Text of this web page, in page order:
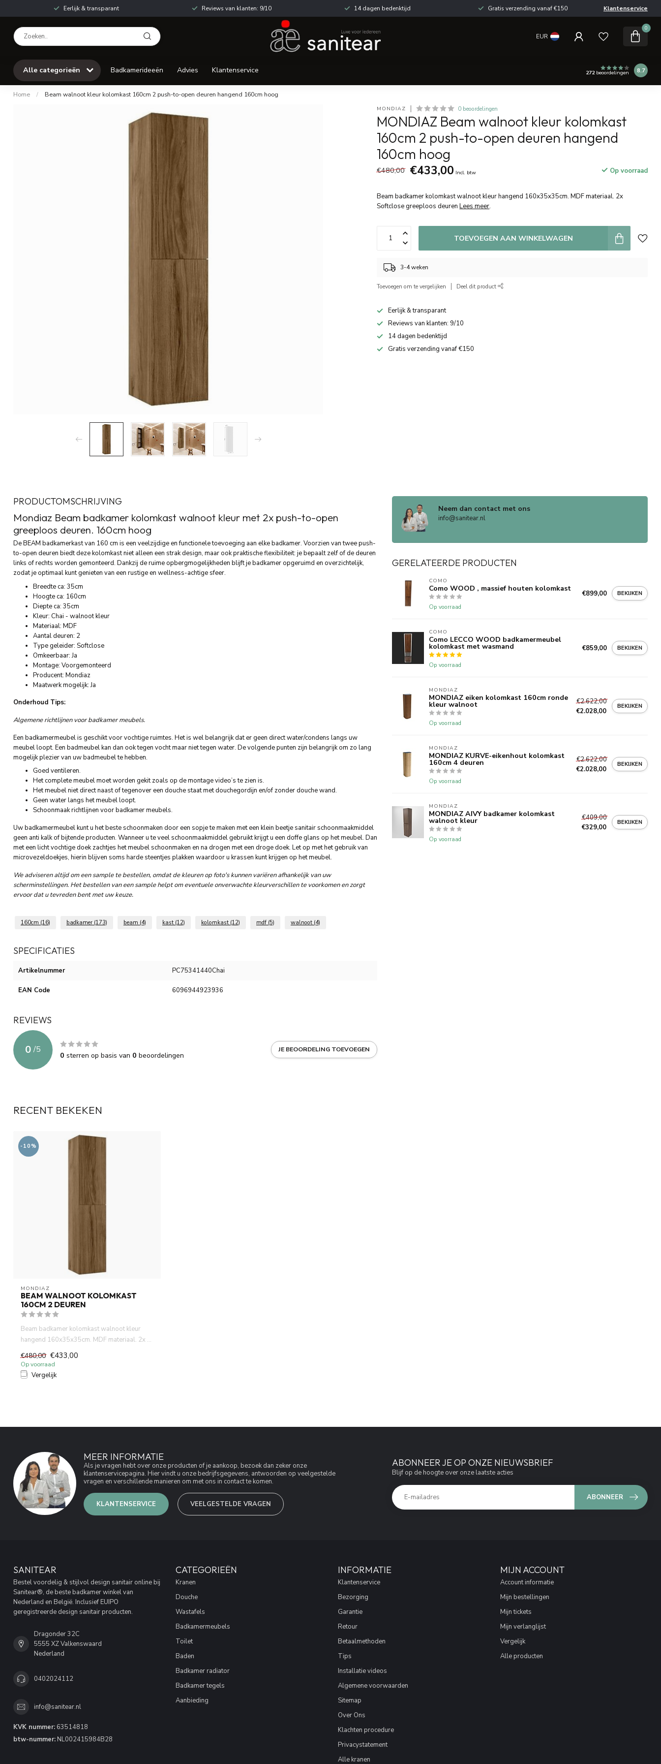
Eerlijk & transparant Reviews van klanten: 9/10 14 dagen bedenktijd Gratis verzending vanaf €150 Klantenservice
EUR
0
Alle categorieën Badkamerideeën Advies Klantenservice 272beoordelingen 8.7
Home / Beam walnoot kleur kolomkast 160cm 2 push-to-open deuren hangend 160cm hoog
MONDIAZ 0 beoordelingen
MONDIAZ Beam walnoot kleur kolomkast
160cm 2 push-to-open deuren hangend
160cm hoog
€480,00 €433,00 Incl. btw Op voorraad
Beam badkamer kolomkast walnoot kleur hangend 160x35x35cm. MDF materiaal. 2x
Softclose greeploos deurenLees meer.
TOEVOEGEN AAN WINKELWAGEN
3-4 weken
Toevoegen om te vergelijken Deel dit product
Eerlijk & transparant
Reviews van klanten: 9/10
14 dagen bedenktijd
Gratis verzending vanaf €150
PRODUCTOMSCHRIJVING
Mondiaz Beam badkamer kolomkast walnoot kleur met 2x push-to-open
greeploos deuren. 160cm hoog
De BEAM badkamerkast van 160 cm is een veelzijdige en functionele toevoeging aan elke badkamer. Voorzien van twee push-
to-open deuren biedt deze kolomkast niet alleen een strak design, maar ook praktische flexibiliteit: je bepaalt zelf of de deuren
links of rechts worden gemonteerd. Dankzij de ruime opbergmogelijkheden blijft je badkamer opgeruimd en overzichtelijk,
zodat je optimaal kunt genieten van een rustige en wellness-achtige sfeer.
Breedte ca: 35cm
Hoogte ca: 160cm
Diepte ca: 35cm
Kleur: Chai - walnoot kleur
Materiaal: MDF
Aantal deuren: 2
Type geleider: Softclose
Omkeerbaar: Ja
Montage: Voorgemonteerd
Producent: Mondiaz
Maatwerk mogelijk: Ja
Onderhoud Tips:
Algemene richtlijnen voor badkamer meubels.
Een badkamermeubel is geschikt voor vochtige ruimtes. Het is wel belangrijk dat er geen direct water/condens langs uw
meubel loopt. Een badmeubel kan dan ook tegen vocht maar niet tegen water. De volgende punten zijn belangrijk om zo lang
mogelijk plezier van uw badmeubel te hebben.
Goed ventileren.
Het complete meubel moet worden gekit zoals op de montage video’s te zien is.
Het meubel niet direct naast of tegenover een douche staat met douchegordijn en/of zonder douche wand.
Geen water langs het meubel loopt.
Schoonmaak richtlijnen voor badkamer meubels.
Uw badkamermeubel kunt u het beste schoonmaken door een sopje te maken met een klein beetje sanitair schoonmaakmiddel
geen anti kalk of bijtende producten. Wanneer u te veel schoonmaakmiddel gebruikt krijgt u een doffe glans op het meubel. Dan
met een licht vochtige doek zachtjes het meubel schoonmaken en na drogen met een droge doek. Let op met het gebruik van
microvezeldoekjes, hierin blijven soms harde steentjes plakken waardoor u krassen kunt krijgen op het meubel.
We adviseren altijd om een sample te bestellen, omdat de kleuren op foto's kunnen variëren afhankelijk van uw
scherminstellingen. Het bestellen van een sample helpt om eventuele onverwachte kleurverschillen te voorkomen en zorgt
ervoor dat u tevreden bent met uw keuze.
160cm (16) badkamer (173) beam (4) kast (12) kolomkast (12) mdf (5) walnoot (4)
SPECIFICATIES
Artikelnummer PC75341440Chai
EAN Code 6096944923936
REVIEWS
0 /5
0 sterren op basis van 0 beoordelingen
JE BEOORDELING TOEVOEGEN
Neem dan contact met ons
info@sanitear.nl
GERELATEERDE PRODUCTEN
COMO
Como WOOD , massief houten kolomkast
Op voorraad
€899,00 BEKIJKEN
COMO
Como LECCO WOOD badkamermeubel
kolomkast met wasmand
Op voorraad
€859,00 BEKIJKEN
MONDIAZ
MONDIAZ eiken kolomkast 160cm ronde
kleur walnoot
Op voorraad
€2.622,00
€2.028,00
BEKIJKEN
MONDIAZ
MONDIAZ KURVE-eikenhout kolomkast
160cm 4 deuren
Op voorraad
€2.622,00
€2.028,00
BEKIJKEN
MONDIAZ
MONDIAZ AIVY badkamer kolomkast
walnoot kleur
Op voorraad
€409,00
€329,00
BEKIJKEN
RECENT BEKEKEN
-10%
MONDIAZ
BEAM WALNOOT KOLOMKAST
160CM 2 DEUREN
Beam badkamer kolomkast walnoot kleur
hangend 160x35x35cm. MDF materiaal. 2x ...
€480,00 €433,00
Op voorraad
Vergelijk
MEER INFORMATIE
Als je vragen hebt over onze producten of je aankoop, bezoek dan zeker onze
klantenservicepagina. Hier vindt u onze bedrijfsgegevens, antwoorden op veelgestelde
vragen en verschillende manieren om met ons in contact te komen.
KLANTENSERVICE VEELGESTELDE VRAGEN
ABONNEER JE OP ONZE NIEUWSBRIEF
Blijf op de hoogte over onze laatste acties
ABONNEER
SANITEAR
Bestel voordelig & stijlvol design sanitair online bij
Sanitear®, de beste badkamer winkel van
Nederland en België. Inclusief EUIPO
geregistreerde design sanitair producten.
Dragonder 32C
5555 XZ Valkenswaard
Nederland
0402024112
info@sanitear.nl
KVK nummer: 63514818
btw-nummer: NL002415984B28
CATEGORIEËN
Kranen
Douche
Wastafels
Badkamermeubels
Toilet
Baden
Badkamer radiator
Badkamer tegels
Aanbieding
INFORMATIE
Klantenservice
Bezorging
Garantie
Retour
Betaalmethoden
Tips
Installatie videos
Algemene voorwaarden
Sitemap
Over Ons
Klachten procedure
Privacystatement
Alle kranen
MIJN ACCOUNT
Account informatie
Mijn bestellingen
Mijn tickets
Mijn verlanglijst
Vergelijk
Alle producten